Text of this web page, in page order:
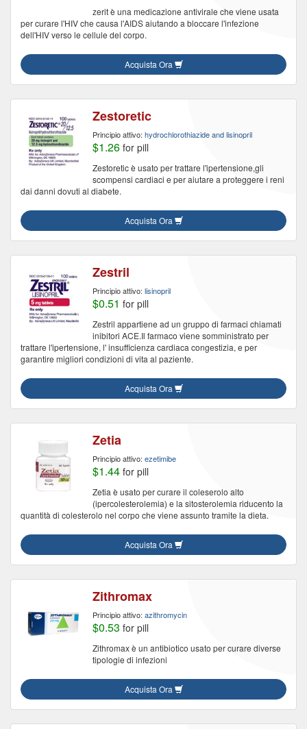
zerit è una medicazione antivirale che viene usata
per curare l'HIV che causa l'AIDS aiutando a bloccare l'infezione
dell'HIV verso le cellule del corpo.
Acquista Ora
Zestoretic
Principio attivo: hydrochlorothiazide and lisinopril
$1.26 for pill
Zestoretic è usato per trattare l'ipertensione,gli
scompensi cardiaci e per aiutare a proteggere i reni
dai danni dovuti al diabete.
Acquista Ora
Zestril
Principio attivo: lisinopril
$0.51 for pill
Zestril appartiene ad un gruppo di farmaci chiamati
inibitori ACE.Il farmaco viene somministrato per
trattare l'ipertensione, l' insufficienza cardiaca congestizia, e per
garantire migliori condizioni di vita al paziente.
Acquista Ora
Zetia
Principio attivo: ezetimibe
$1.44 for pill
Zetia è usato per curare il coleserolo alto
(ipercolesterolemia) e la sitosterolemia riducento la
quantità di colesterolo nel corpo che viene assunto tramite la dieta.
Acquista Ora
Zithromax
Principio attivo: azithromycin
$0.53 for pill
Zithromax è un antibiotico usato per curare diverse
tipologie di infezioni
Acquista Ora